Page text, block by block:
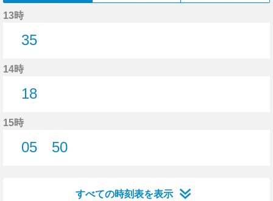
13時
35
14時
18
15時
05
50
すべての時刻表を表示